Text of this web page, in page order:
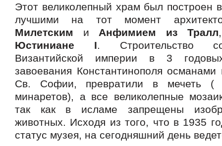
Этот великолепный храм был построен
лучшими на тот момент
Милетским и Анфимием из Тралл
Юстиниане I. Строительство
Византийской империи в 3
завоевания Константинополя
Св. Софии, превратили в мечеть (
минаретов), а все великолепные
так как в исламе запрещены
животных. Исходя из того, что в 1935
статус музея, на сегодняшний день